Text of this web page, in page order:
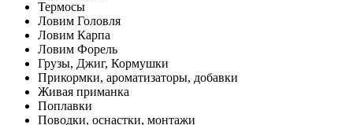
Термосы
Ловим Головля
Ловим Карпа
Ловим Форель
Грузы, Джиг, Кормушки
Прикормки, ароматизаторы, добавки
Живая приманка
Поплавки
Поводки, оснастки, монтажи